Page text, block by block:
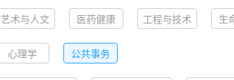
艺术与人文 医药健康 工程与技术 生
心理学 公共事务